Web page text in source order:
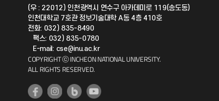
공자아카데미
기초교육원
공학교육혁신센터
대학생활상담센터
(우 : 22012) 인천광역시 연수구 아카데미로 119(송도동)
인천대학교 7호관 정보기술대학 A동 4층 410호
전화: 032) 835-8490
팩스: 032) 835-0780
E-mail: cse@inu.ac.kr
COPYRIGHT ⓒ INCHEON NATIONAL UNIVERSITY.
ALL RIGHTS RESERVED.